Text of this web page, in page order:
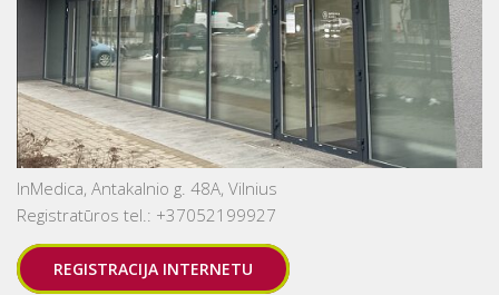
InMedica, Antakalnio g. 48A, Vilnius
Registratūros tel.: +37052199927
REGISTRACIJA INTERNETU